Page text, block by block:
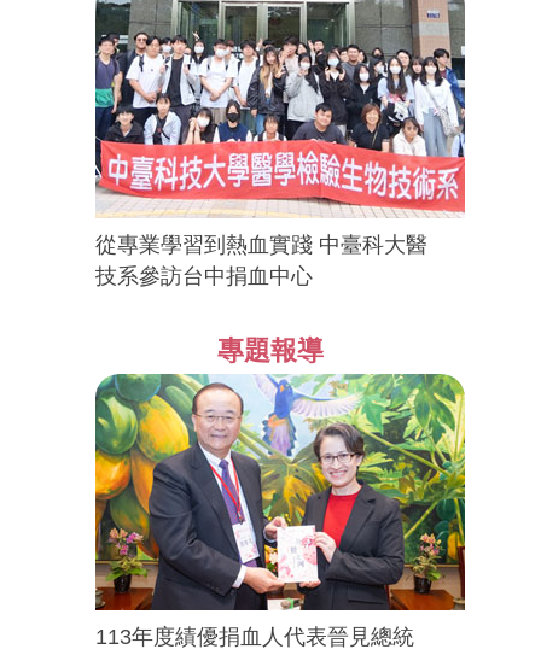
從專業學習到熱血實踐 中臺科大醫
技系參訪台中捐血中心
專題報導
113年度績優捐血人代表晉見總統